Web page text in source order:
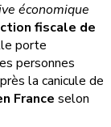
économique
fiscale de
porte
personnes
la canicule de
France selon